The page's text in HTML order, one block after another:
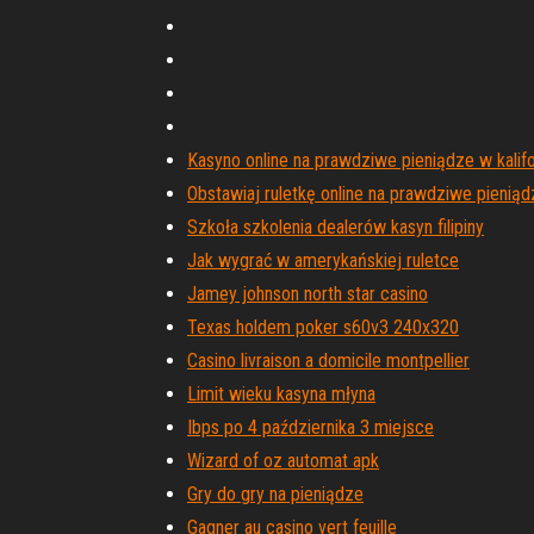
Kasyno online na prawdziwe pieniądze w
Obstawiaj ruletkę online na prawdziwe
Szkoła szkolenia dealerów kasyn filipiny
Jak wygrać w amerykańskiej ruletce
Jamey johnson north star casino
Texas holdem poker s60v3 240x320
Casino livraison a domicile montpellier
Limit wieku kasyna młyna
Ibps po 4 października 3 miejsce
Wizard of oz automat apk
Gry do gry na pieniądze
Gagner au casino vert feuille